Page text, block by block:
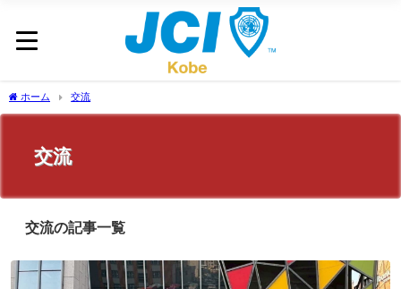
ホーム 交流
交流
交流の記事一覧